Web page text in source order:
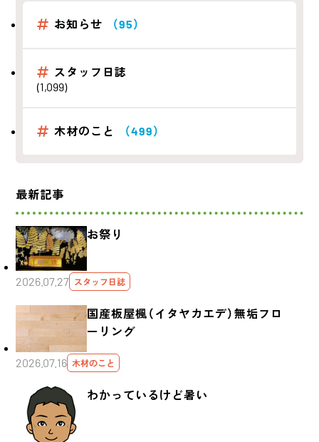
お知らせ （95）
スタッフ日誌
(1,099)
木材のこと （499）
最新記事
お祭り
2026.07.27 スタッフ日誌
国産板屋楓（イタヤカエデ）無垢フロ
ーリング
2026.07.16 木材のこと
わかっているけど暑い